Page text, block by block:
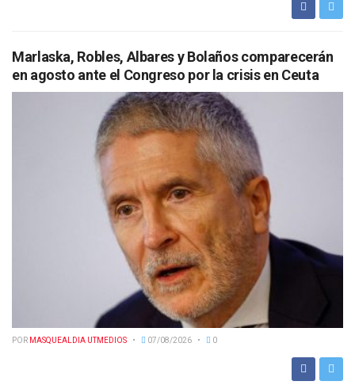
Marlaska, Robles, Albares y Bolaños comparecerán
en agosto ante el Congreso por la crisis en Ceuta
POR MASQUEALDIA UTMEDIOS 07/08/2026 0